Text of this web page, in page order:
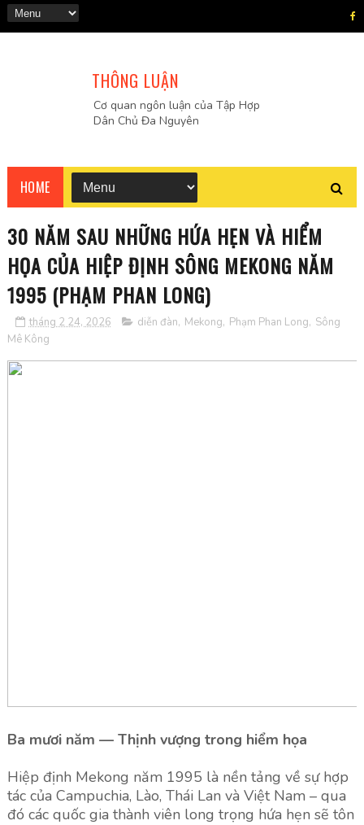
THÔNG LUẬN
Cơ quan ngôn luận của Tập Hợp
Dân Chủ Đa Nguyên
HOME
30 NĂM SAU NHỮNG HỨA HẸN VÀ HIỂM
HỌA CỦA HIỆP ĐỊNH SÔNG MEKONG NĂM
1995 (PHẠM PHAN LONG)
tháng 2 24, 2026 diễn đàn, Mekong, Phạm Phan Long, Sông
Mê Kông
Ba mươi năm — Thịnh vượng trong hiểm họa
Hiệp định Mekong năm 1995 là nền tảng về sự hợp
tác của Campuchia, Lào, Thái Lan và Việt Nam – qua
đó các quốc gia thành viên long trọng hứa hẹn sẽ tôn